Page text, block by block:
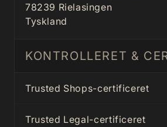
78239 Rielasingen
Tyskland
KONTROLLERET &
Trusted Shops-certificeret
Trusted Legal-certificeret